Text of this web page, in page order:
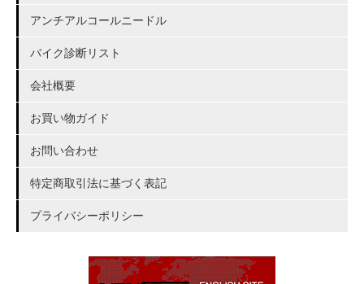
アンチアルコールニードル
バイク診断リスト
会社概要
お買い物ガイド
お問い合わせ
特定商取引法に基づく表記
プライバシーポリシー